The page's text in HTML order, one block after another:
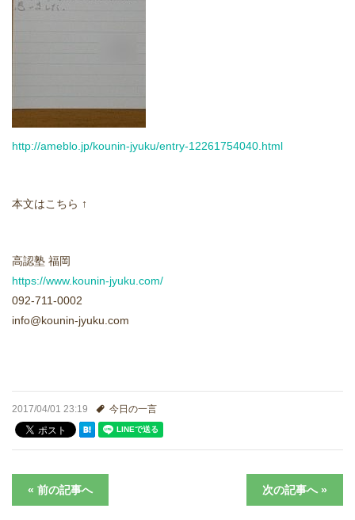
アクセス情報
お問い合わせ
高認塾ブログ
生徒さんの声
http://ameblo.jp/kounin-jyuku/entry-12261754040.html
本文はこちら ↑
高認塾 福岡
https://www.kounin-jyuku.com/
092-711-0002
info@kounin-jyuku.com
2017/04/01 23:19 今日の一言
« 前の記事へ 次の記事へ »